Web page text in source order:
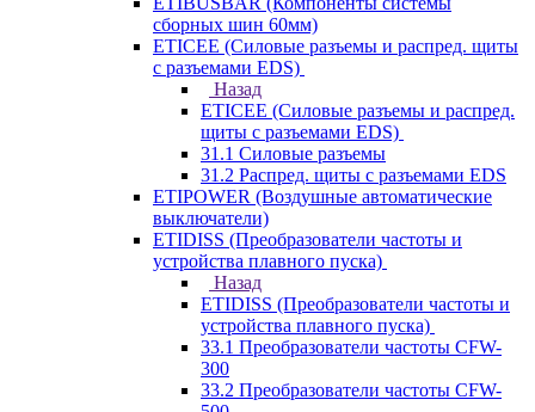
сборных шин 60мм)
ETICEE (Силовые разъемы и распред. щиты
с разъемами EDS)
Назад
ETICEE (Силовые разъемы и распред.
щиты с разъемами EDS)
31.1 Силовые разъемы
31.2 Распред. щиты с разъемами EDS
ETIPOWER (Воздушные автоматические
выключатели)
ETIDISS (Преобразователи частоты и
устройства плавного пуска)
Назад
ETIDISS (Преобразователи частоты и
устройства плавного пуска)
33.1 Преобразователи частоты CFW-
300
33.2 Преобразователи частоты CFW-